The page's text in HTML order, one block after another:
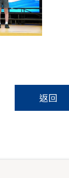
返回